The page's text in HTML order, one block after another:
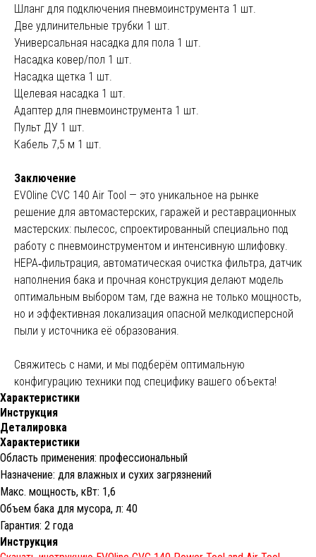
Шланг для подключения пневмоинструмента 1 шт.
Две удлинительные трубки 1 шт.
Универсальная насадка для пола 1 шт.
Насадка ковер/пол 1 шт.
Насадка щетка 1 шт.
Щелевая насадка 1 шт.
Адаптер для пневмоинструмента 1 шт.
Пульт ДУ 1 шт.
Кабель 7,5 м 1 шт.
Заключение
EVOline CVC 140 Air Tool — это уникальное на рынке
решение для автомастерских, гаражей и реставрационных
мастерских: пылесос, спроектированный специально под
работу с пневмоинструментом и интенсивную шлифовку.
HEPA‑фильтрация, автоматическая очистка фильтра, датчик
наполнения бака и прочная конструкция делают модель
оптимальным выбором там, где важна не только мощность,
но и эффективная локализация опасной мелкодисперсной
пыли у источника её образования.
Свяжитесь с нами, и мы подберём оптимальную
конфигурацию техники под специфику вашего объекта!
Характеристики
Инструкция
Деталировка
Характеристики
Область применения: профессиональный
Назначение: для влажных и сухих загрязнений
Макс. мощность, кВт: 1,6
Объем бака для мусора, л: 40
Гарантия: 2 года
Инструкция